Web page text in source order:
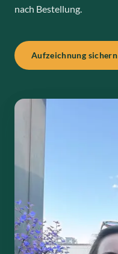
nach Bestellung.
Aufzeichnung sichern